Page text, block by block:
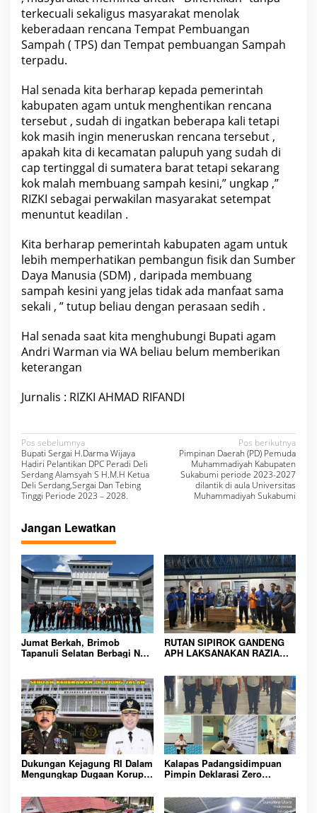
terkecuali sekaligus masyarakat menolak
keberadaan rencana Tempat Pembuangan
Sampah ( TPS) dan Tempat pembuangan Sampah
terpadu.
Hal senada kita berharap kepada pemerintah
kabupaten agam untuk menghentikan rencana
tersebut , sudah di ingatkan beberapa kali tetapi
kok masih ingin meneruskan rencana tersebut ,
apakah kita di kecamatan palupuh yang sudah di
cap tertinggal di sumatera barat tetapi sekarang
kok malah membuang sampah kesini,” ungkap ,”
RIZKI sebagai perwakilan masyarakat setempat
menuntut keadilan .
Kita berharap pemerintah kabupaten agam untuk
lebih memperhatikan pembangun fisik dan Sumber
Daya Manusia (SDM) , daripada membuang
sampah kesini yang jelas tidak ada manfaat sama
sekali , ” tutup beliau dengan perasaan sedih .
Hal senada saat kita menghubungi Bupati agam
Andri Warman via WA beliau belum memberikan
keterangan
Jurnalis : RIZKI AHMAD RIFANDI
N
a
v
i
g
a
s
i
p
o
s
Pos sebelumnya
Bupati Sergai H.Darma Wijaya
Hadiri Pelantikan DPC Peradi Deli
Serdang Alamsyah S H.M.H Ketua
Deli Serdang,Sergai Dan Tebing
Tinggi Periode 2023 – 2028.
Pos berikutnya
Pimpinan Daerah (PD) Pemuda
Muhammadiyah Kabupaten
Sukabumi periode 2023-2027
dilantik di aula Universitas
Muhammadiyah Sukabumi
Jangan Lewatkan
Jumat Berkah, Brimob
Tapanuli Selatan Berbagi Nasi
Rutan Kelas IIB Sipirok
RUTAN SIPIROK GANDENG
APH LAKSANAKAN RAZIA
KOMITMEN CIPTAKAN
LINGKUNGAN
PEMASYARAKATAN YANG
AMAN
Dukungan Kejagung RI Dalam
Mengungkap Dugaan Korupsi
Ketua AMPK : Segera Periksa
Dan Tangkap!
Kalapas Padangsidimpuan
Pimpin Deklarasi Zero
Lingkungan Lapas
Padangsidimpuan